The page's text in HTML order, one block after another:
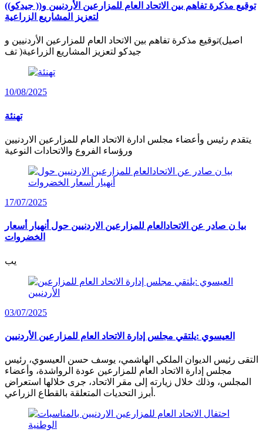
توقيع مذكرة تفاهم بين الاتحاد العام للمزارعين الأردنيين و(( جيدكو))
لتعزيز المشاريع الزراعية
اصيل)توقيع مذكرة تفاهم بين الاتحاد العام للمزارعين الأردنيين و
جيدكو لتعزيز المشاريع الزراعية( تف
10/08/2025
تهنئة
يتقدم رئيس وأعضاء مجلس ادارة الاتحاد العام للمزارعين الاردنيين
ورؤساء الفروع والاتحادات النوعية
17/07/2025
بيا ن صادر عن الاتحادالعام للمزارعين الاردنيين حول أنهيار أسعار
الخضروات
يب
03/07/2025
العيسوي :يلتقي مجلس إدارة الاتحاد العام للمزارعين الأردنيين
التقى رئيس الديوان الملكي الهاشمي، يوسف حسن العيسوي، رئيس
مجلس إدارة الاتحاد العام للمزارعين عودة الرواشدة، وأعضاء
المجلس، وذلك خلال زيارته إلى مقر الاتحاد، جرى خلالها استعراض
أبرز التحديات المتعلقة بالقطاع الزراعي.